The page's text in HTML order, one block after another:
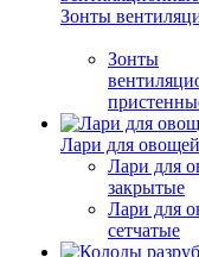
Зонты
Зонты
Лари для овощей
Лари для
закрытые
Лари для
сетчатые